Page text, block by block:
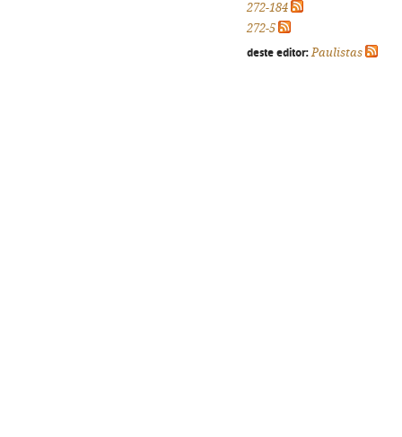
272-184
272-5
deste editor: Paulistas